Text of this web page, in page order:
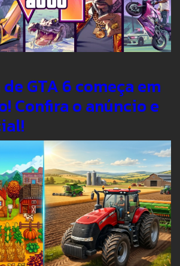
GTA 6 começa em
Confira o anúncio e